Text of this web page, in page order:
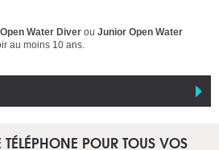
Open Water Diver ou Junior Open Water
au moins 10 ans.
POUR TOUS VOS